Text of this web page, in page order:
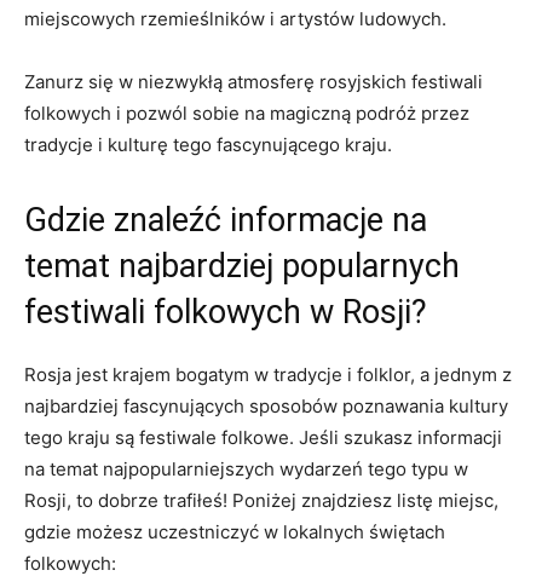
miejscowych rzemieślników​ i artystów ludowych.
Zanurz się w niezwykłą‍ atmosferę rosyjskich festiwali
folkowych i pozwól sobie na magiczną podróż przez
tradycje‌ i kulturę​ tego fascynującego kraju.
Gdzie⁣ znaleźć ​informacje na
temat najbardziej⁣ popularnych
festiwali folkowych w Rosji?
Rosja jest krajem bogatym w ‌tradycje‍ i folklor, ⁤a ⁣jednym z
‌najbardziej fascynujących ​sposobów⁤ poznawania⁣ kultury
tego ‍kraju ⁤są festiwale folkowe. Jeśli⁣ szukasz‍ informacji‍
na⁤ temat najpopularniejszych wydarzeń tego typu w
⁣Rosji, to ⁤dobrze ⁣trafiłeś!​ Poniżej znajdziesz listę miejsc,
gdzie ⁣możesz uczestniczyć w lokalnych ⁤świętach
folkowych: